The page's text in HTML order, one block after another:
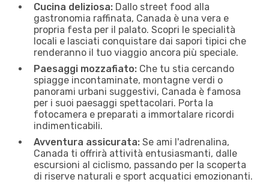
Cucina deliziosa: Dallo street food alla
gastronomia raffinata, Canada è una vera e
propria festa per il palato. Scopri le specialità
locali e lasciati conquistare dai sapori tipici che
renderanno il tuo viaggio ancora più speciale.
Paesaggi mozzafiato: Che tu stia cercando
spiagge incontaminate, montagne verdi o
panorami urbani suggestivi, Canada è famosa
per i suoi paesaggi spettacolari. Porta la
fotocamera e preparati a immortalare ricordi
indimenticabili.
Avventura assicurata: Se ami l'adrenalina,
Canada ti offrirà attività entusiasmanti, dalle
escursioni al ciclismo, passando per la scoperta
di riserve naturali e sport acquatici emozionanti.